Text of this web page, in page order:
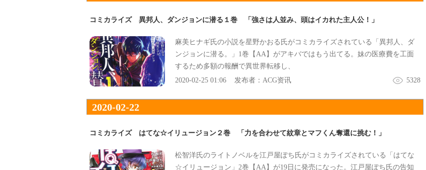
コミカライズ 異邦人、ダンジョンに潜る１巻 「強さは人並み、頭はイカれた主人公！」
麻美ヒナギ氏の小説を星野かおる氏がコミカライズされている「異邦人、ダ
ンジョンに潜る。」1巻【AA】がアキバではもう出てる。妹の医療費を工面
するため多額の報酬で異世界転移し、
2020-02-25 01:06 发布者： ACG资讯 5328
2020-02-22
コミカライズ はてな☆イリュージョン２巻 「力を合わせて紋章とマフくん奪還に挑む！」
松智洋氏のライトノベルを江戸屋ぽち氏がコミカライズされている「はてな
☆イリュージョン」2巻【AA】が19日に発売になった。江戸屋ぽち氏の告知